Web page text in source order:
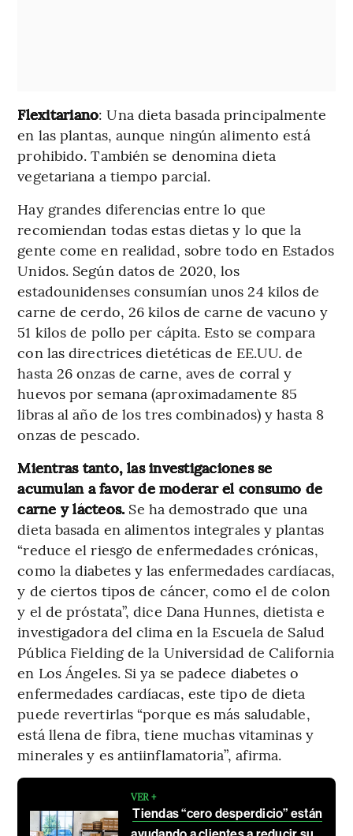
Flexitariano: Una dieta basada principalmente
en las plantas, aunque ningún alimento está
prohibido. También se denomina dieta
vegetariana a tiempo parcial.
Hay grandes diferencias entre lo que
recomiendan todas estas dietas y lo que la
gente come en realidad, sobre todo en Estados
Unidos. Según datos de 2020, los
estadounidenses consumían unos 24 kilos de
carne de cerdo, 26 kilos de carne de vacuno y
51 kilos de pollo per cápita. Esto se compara
con las directrices dietéticas de EE.UU. de
hasta 26 onzas de carne, aves de corral y
huevos por semana (aproximadamente 85
libras al año de los tres combinados) y hasta 8
onzas de pescado.
Mientras tanto, las investigaciones se
acumulan a favor de moderar el consumo de
carne y lácteos. Se ha demostrado que una
dieta basada en alimentos integrales y plantas
“reduce el riesgo de enfermedades crónicas,
como la diabetes y las enfermedades cardíacas,
y de ciertos tipos de cáncer, como el de colon
y el de próstata”, dice Dana Hunnes, dietista e
investigadora del clima en la Escuela de Salud
Pública Fielding de la Universidad de California
en Los Ángeles. Si ya se padece diabetes o
enfermedades cardíacas, este tipo de dieta
puede revertirlas “porque es más saludable,
está llena de fibra, tiene muchas vitaminas y
minerales y es antiinflamatoria”, afirma.
VER +
Tiendas “cero desperdicio” están